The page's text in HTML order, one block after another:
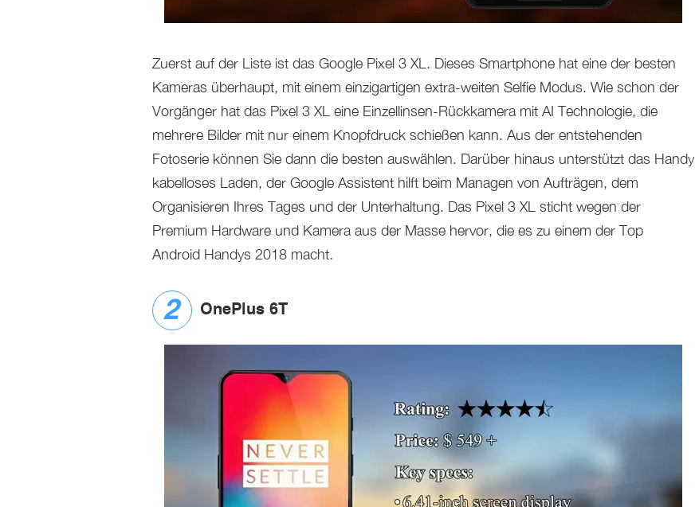
Zuerst auf der Liste ist das Google Pixel 3 XL. Dieses Smartphone hat eine der besten
Kameras überhaupt, mit einem einzigartigen extra-weiten Selfie Modus. Wie schon der
Vorgänger hat das Pixel 3 XL eine Einzellinsen-Rückkamera mit AI Technologie, die
mehrere Bilder mit nur einem Knopfdruck schießen kann. Aus der entstehenden
Fotoserie können Sie dann die besten auswählen. Darüber hinaus unterstützt das Handy
kabelloses Laden, der Google Assistent hilft beim Managen von Aufträgen, dem
Organisieren Ihres Tages und der Unterhaltung. Das Pixel 3 XL sticht wegen der
Premium Hardware und Kamera aus der Masse hervor, die es zu einem der Top
Android Handys 2018 macht.
OnePlus 6T